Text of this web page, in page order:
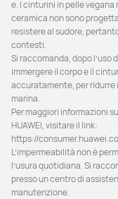
e. I cinturini in pelle
ceramica non sono
resistere al sudore,
contesti.
Si raccomanda, dopo l’uso
immergere il corpo e il
accuratamente, per ridurre
marina.
Per maggiori informazioni
HUAWEI, visitare il link:
https://
L’impermeabilità non è
l’usura quotidiana. Si
presso un centro di
manutenzione.